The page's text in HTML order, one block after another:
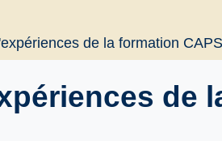
de la formation
de